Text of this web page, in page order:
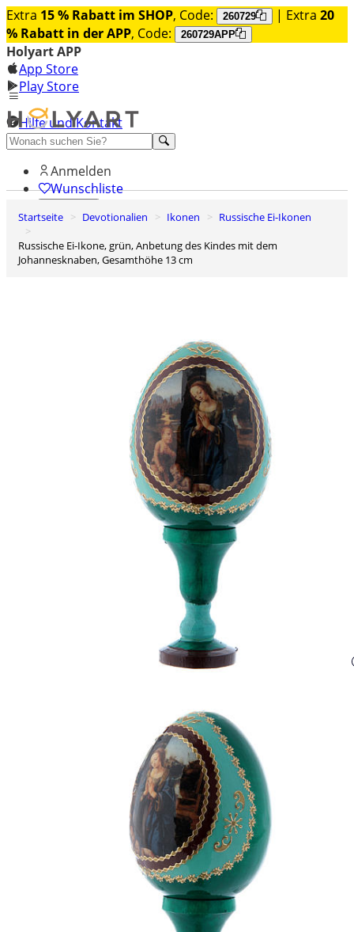
Extra 15 % Rabatt im SHOP, Code: 260729 | Extra 20
% Rabatt in der APP, Code: 260729APP
Holyart APP
App Store
Play Store
Hilfe und Kontakt
Entdecken Sie Premium
Anmelden
Wunschliste
0
Startseite Devotionalien Ikonen
Russische Ei-Ikonen
Russische Ei-Ikone, grün, Anbetung des Kindes mit dem
Johannesknaben, Gesamthöhe 13 cm